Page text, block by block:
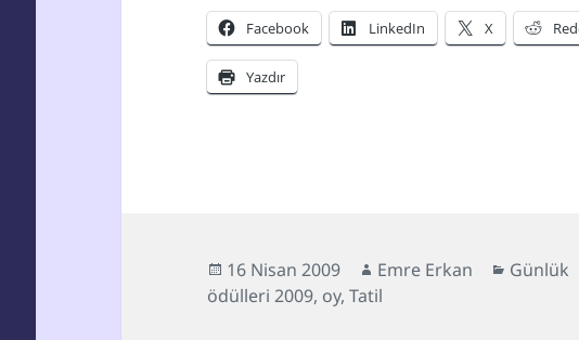
Facebook LinkedIn X
Yazdır
Yayın
tarihi
16 Nisan 2009 Yazar
Emre Erkan
Günlük
ödülleri 2009, oy,Tatil